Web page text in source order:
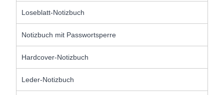
Loseblatt-Notizbuch
Notizbuch mit Passwortsperre
Hardcover-Notizbuch
Leder-Notizbuch